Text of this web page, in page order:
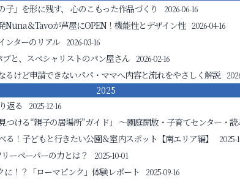
子」を形に残す、 心のこもった作品づくり 2026-06-16
Nuna＆Tavoが芦屋にOPEN！機能性とデザイン性 2026-04-16
ンターのリアル 2026-03-16
と、スペシャリストのパン屋さん 2026-02-16
るけど申請できないパパ・ママへ内容と流れをやさしく解説
2025
返る
2025-12-16
つける“親子の居場所”ガイド」 ～園庭開放・子育てセンター・
る！子どもと行きたい公園＆室内スポット【南エリア編】 2025-
ーペーパーの力とは？ 2025-10-01
！？「ローマピンク」体験レポート 2025-09-16